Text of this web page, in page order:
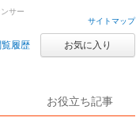
サイトマップ
覧履歴 お気に入り
お役立ち記事
サー